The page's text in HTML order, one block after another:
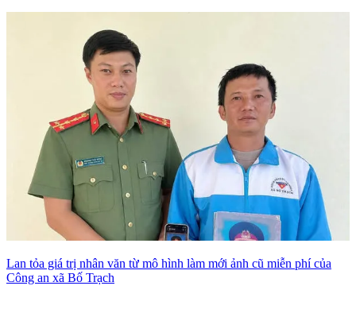
Lan tỏa giá trị nhân văn từ mô hình làm mới ảnh cũ miễn phí của
Công an xã Bố Trạch